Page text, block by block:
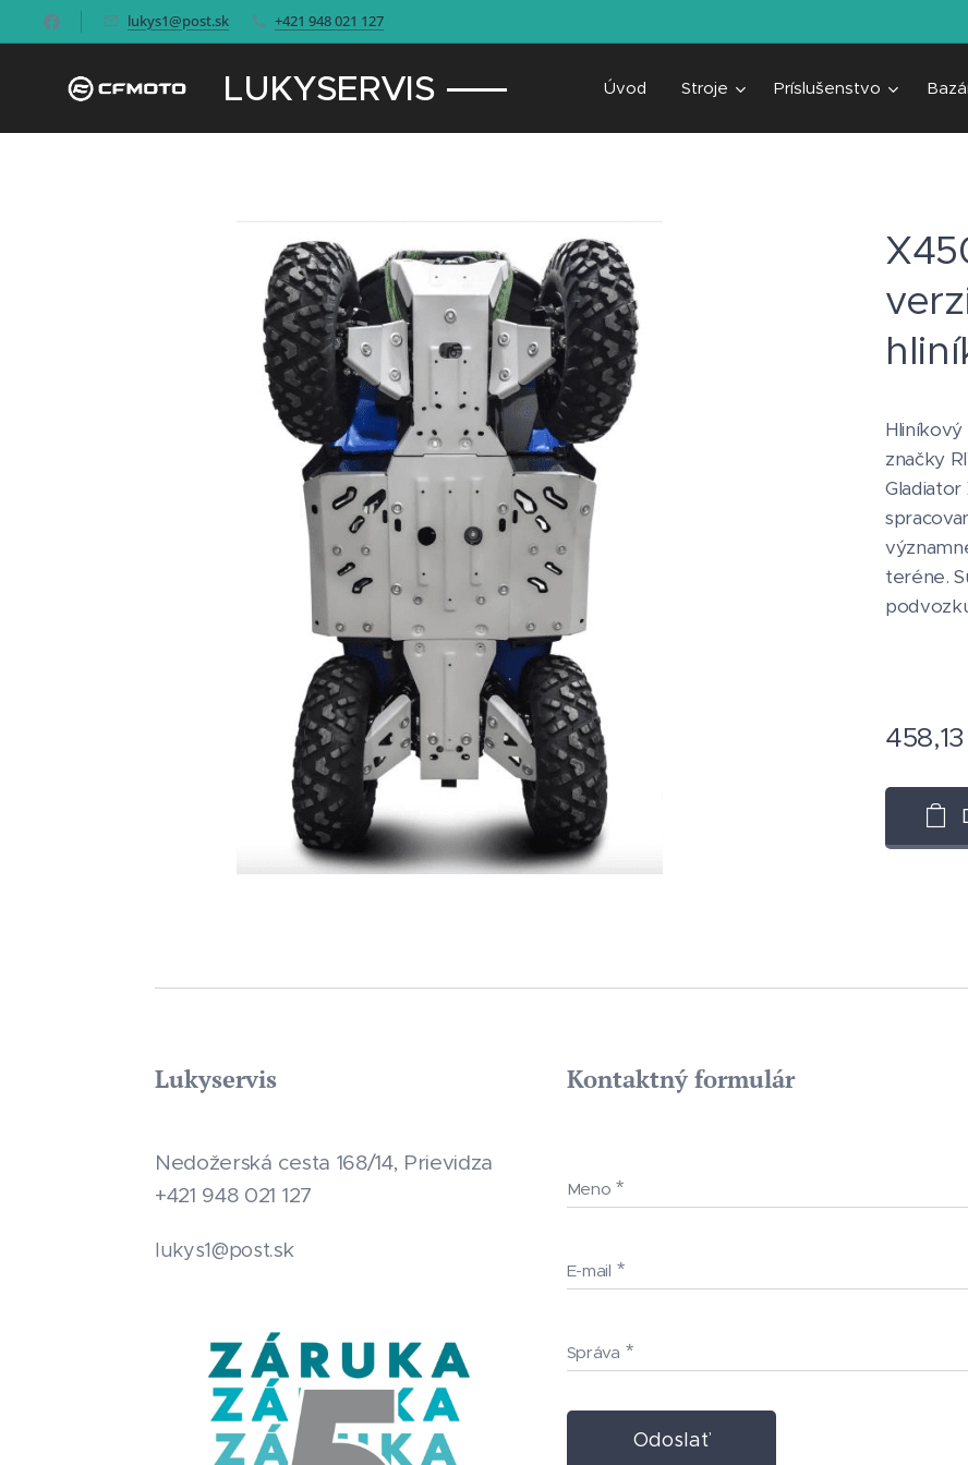
lukys1@post.sk +421 948 021 127
LUKYSERVIS Úvod Stroje Príslušenstvo
značky
Gladiator
teréne.
458,13
Lukyservis
Nedožerská cesta 168/14, Prievidza
+421 948 021 127
lukys1@post.sk
Kontaktný formulár
Meno
E-mail
Správa
Odoslať